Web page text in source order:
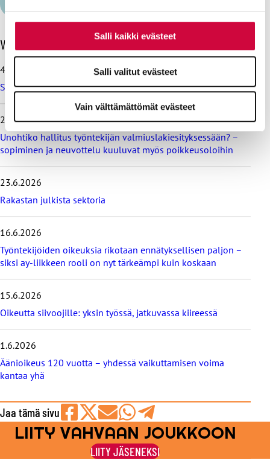
Salli kaikki evästeet
Salli valitut evästeet
Vain välttämättömät evästeet
O
h
a
i
i
m
e
i
m
t
b
l
g
i
t
Viimeisimmät blogit
4.8.2026
Säästöjen sokaisemat päättäjät unohtavat ihmisen
24.6.2026
Unohtiko hallitus työntekijän valmiuslakiesityksessään? –
sopiminen ja neuvottelu kuuluvat myös poikkeusoloihin
23.6.2026
Rakastan julkista sektoria
16.6.2026
Työntekijöiden oikeuksia rikotaan ennätyksellisen paljon –
siksi ay-liikkeen rooli on nyt tärkeämpi kuin koskaan
15.6.2026
Oikeutta siivoojille: yksin työssä, jatkuvassa kiireessä
1.6.2026
Äänioikeus 120 vuotta – yhdessä vaikuttamisen voima
kantaa yhä
Jaa tämä sivu
Jaa
Facebookissa
Jaa
viestipalvelu
X:ssä
Jaa
sähköpostilla
Jaa
WhatsAppilla
Jaa
Telegramilla
LIITY VAHVAAN JOUKKOON
LIITY JÄSENEKSI